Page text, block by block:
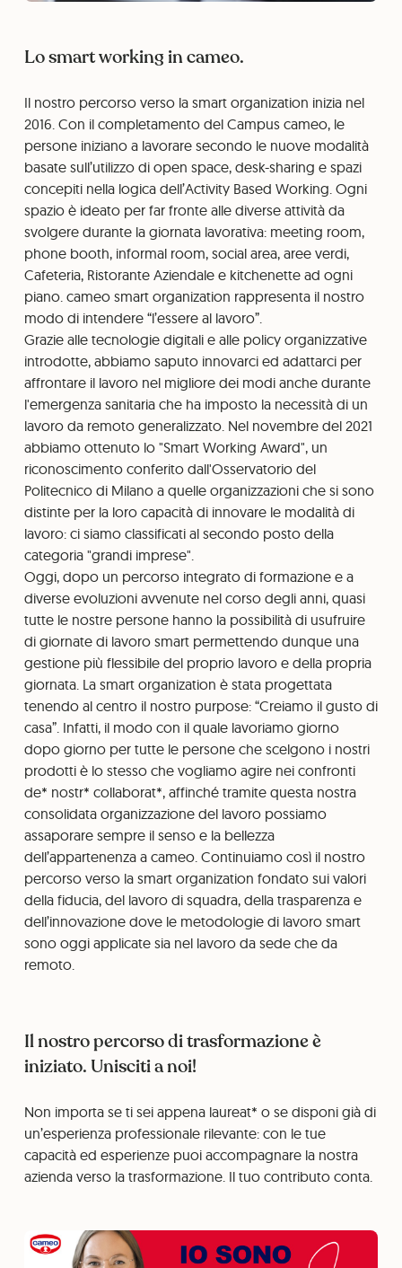
Lo smart working in cameo.
Il nostro percorso verso la smart organization inizia nel
2016. Con il completamento del Campus cameo, le
persone iniziano a lavorare secondo le nuove modalità
basate sull’utilizzo di open space, desk-sharing e spazi
concepiti nella logica dell’Activity Based Working. Ogni
spazio è ideato per far fronte alle diverse attività da
svolgere durante la giornata lavorativa: meeting room,
phone booth, informal room, social area, aree verdi,
Cafeteria, Ristorante Aziendale e kitchenette ad ogni
piano. cameo smart organization rappresenta il nostro
modo di intendere “l’essere al lavoro”.
Grazie alle tecnologie digitali e alle policy organizzative
introdotte, abbiamo saputo innovarci ed adattarci per
affrontare il lavoro nel migliore dei modi anche durante
l'emergenza sanitaria che ha imposto la necessità di un
lavoro da remoto generalizzato. Nel novembre del 2021
abbiamo ottenuto lo "Smart Working Award", un
riconoscimento conferito dall'Osservatorio del
Politecnico di Milano a quelle organizzazioni che si sono
distinte per la loro capacità di innovare le modalità di
lavoro: ci siamo classificati al secondo posto della
categoria "grandi imprese".
Oggi, dopo un percorso integrato di formazione e a
diverse evoluzioni avvenute nel corso degli anni, quasi
tutte le nostre persone hanno la possibilità di usufruire
di giornate di lavoro smart permettendo dunque una
gestione più flessibile del proprio lavoro e della propria
giornata. La smart organization è stata progettata
tenendo al centro il nostro purpose: “Creiamo il gusto di
casa”. Infatti, il modo con il quale lavoriamo giorno
dopo giorno per tutte le persone che scelgono i nostri
prodotti è lo stesso che vogliamo agire nei confronti
de* nostr* collaborat*, affinché tramite questa nostra
consolidata organizzazione del lavoro possiamo
assaporare sempre il senso e la bellezza
dell’appartenenza a cameo. Continuiamo così il nostro
percorso verso la smart organization fondato sui valori
della fiducia, del lavoro di squadra, della trasparenza e
dell’innovazione dove le metodologie di lavoro smart
sono oggi applicate sia nel lavoro da sede che da
remoto.
Il nostro percorso di trasformazione è
iniziato. Unisciti a noi!
Non importa se ti sei appena laureat* o se disponi già di
un’esperienza professionale rilevante: con le tue
capacità ed esperienze puoi accompagnare la nostra
azienda verso la trasformazione. Il tuo contributo conta.